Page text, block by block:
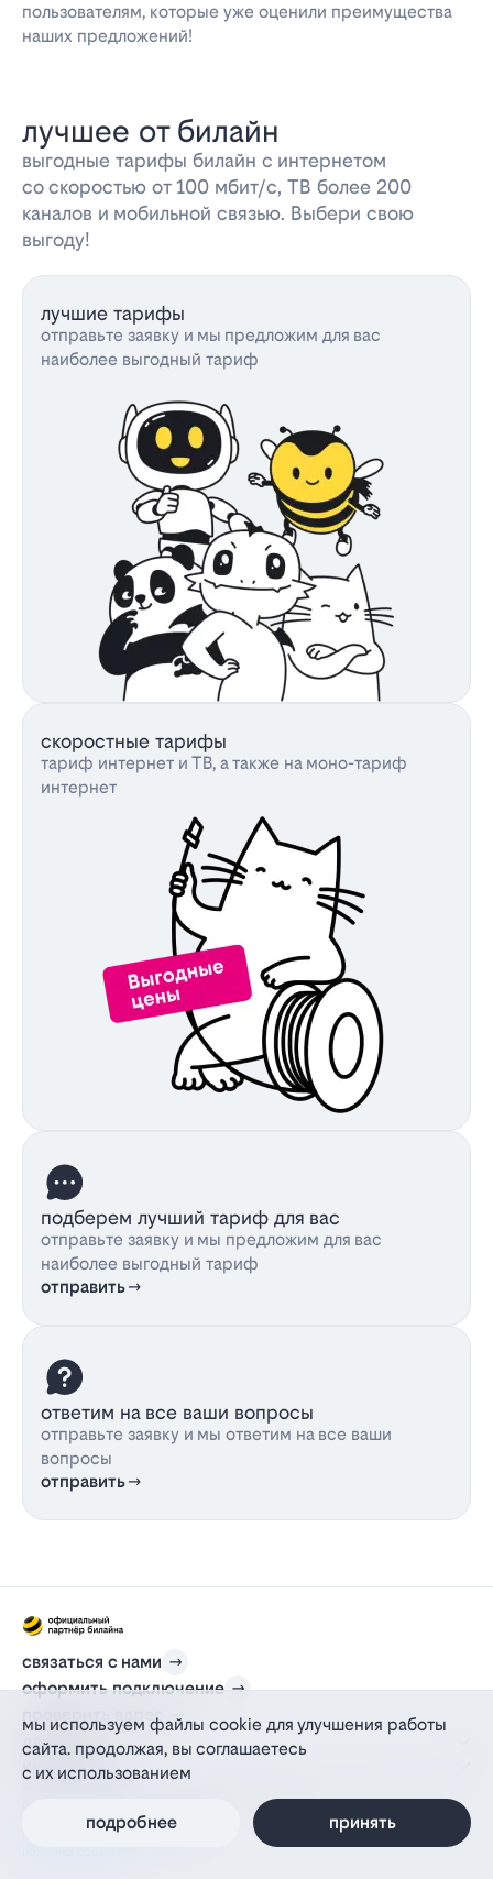
пользователям, которые уже оценили преимущества
наших предложений!
лучшее от билайн
выгодные тарифы билайн с интернетом
со скоростью от 100 мбит/с, ТВ более 200
каналов и мобильной связью. Выбери свою
выгоду!
лучшие тарифы
отправьте заявку и мы предложим для вас
наиболее выгодный тариф
скоростные тарифы
тариф интернет и ТВ, а также на моно-тариф
интернет
подберем лучший тариф для вас
отправьте заявку и мы предложим для вас
наиболее выгодный тариф
отправить
ответим на все ваши вопросы
отправьте заявку и мы ответим на все ваши
вопросы
отправить
связаться с нами
оформить подключение
проверить адрес
для дома
информация
действующий на основании агентского договора
политика персональных данных
политика конфиденциальности
мы используем файлы cookie для улучшения работы
сайта. продолжая, вы соглашаетесь
с их использованием
подробнее принять